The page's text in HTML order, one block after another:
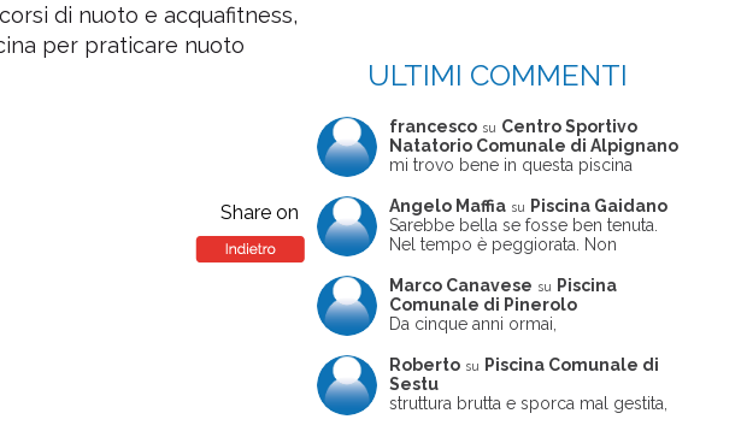
di nuoto e acquafitness,
per praticare nuoto
Share on
ULTIMI COMMENTI
francesco su Centro Sportivo
Natatorio Comunale di Alpignano
mi trovo bene in questa piscina
Angelo Maffia su
Piscina Gaidano
Sarebbe bella se fosse ben tenuta.
Nel tempo è peggiorata. Non
ne usciva insieme a me non ha
ritrovato le sue scarpe! Peccato
perché potrebbe essere un'ottima
frequentata non magnificamente
Marco Canavese su
Piscina
Comunale di Pinerolo
Da cinque anni ormai,
pomeriggio trascorro cinque-sei ore
in questa magnifica piscina con i miei
due figli che sono letteralmente
Roberto su
Piscina Comunale di
Sestu
struttura brutta e sporca mal gestita,